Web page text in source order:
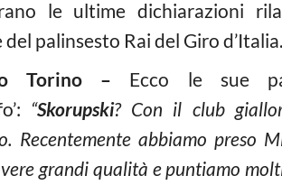
le ultime dichiarazioni
palinsesto Rai del Giro d’Italia.
Torino – Ecco le sue
“Skorupski? Con il club
Recentemente abbiamo preso
grandi qualità e puntiamo